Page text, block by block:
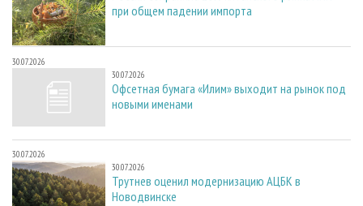
при общем падении импорта
30.07.2026
30.07.2026
Офсетная бумага «Илим» выходит на рынок под
новыми именами
30.07.2026
30.07.2026
Трутнев оценил модернизацию АЦБК в
Новодвинске